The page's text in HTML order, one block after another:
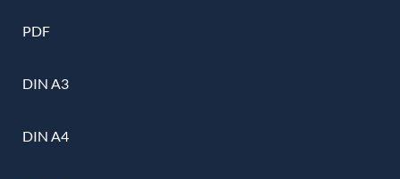
PDF
DIN A3
DIN A4